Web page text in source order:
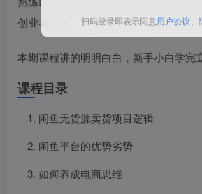
创业者入手。
本期课程讲的明明白白，新手小白学完
课程目录
闲鱼无货源卖货项目逻辑
闲鱼平台的优势劣势
如何养成电商思维
扫码登录即表示同意用户协议、